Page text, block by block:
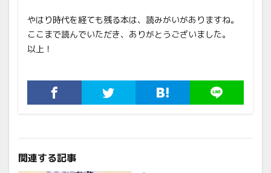
やはり時代を経ても残る本は、読みがいがありますね。
ここまで読んでいただき、ありがとうございました。
以上！
関連する記事